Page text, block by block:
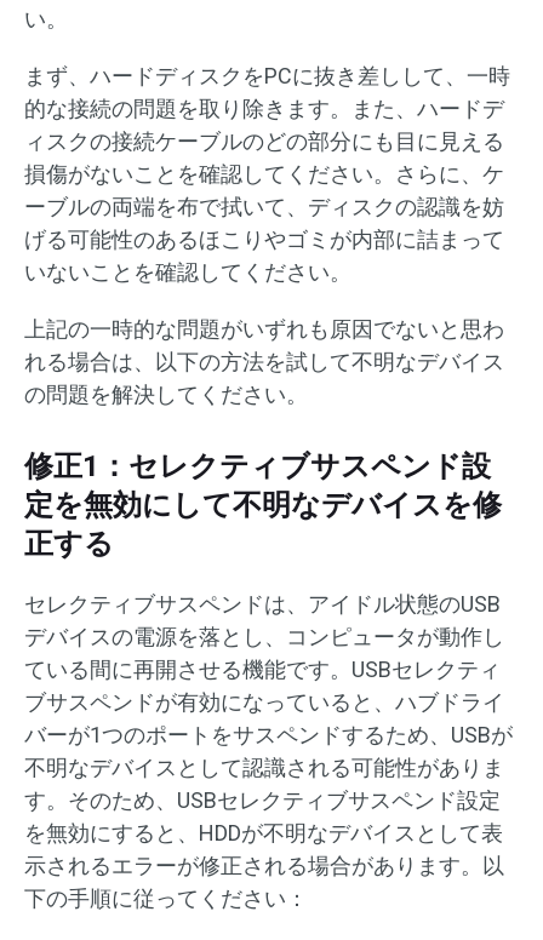
い。
まず、ハードディスクをPCに抜き差しして、一時
的な接続の問題を取り除きます。また、ハードデ
ィスクの接続ケーブルのどの部分にも目に見える
損傷がないことを確認してください。さらに、ケ
ーブルの両端を布で拭いて、ディスクの認識を妨
げる可能性のあるほこりやゴミが内部に詰まって
いないことを確認してください。
上記の一時的な問題がいずれも原因でないと思わ
れる場合は、以下の方法を試して不明なデバイス
の問題を解決してください。
修正1：セレクティブサスペンド設
定を無効にして不明なデバイスを修
正する
セレクティブサスペンドは、アイドル状態のUSB
デバイスの電源を落とし、コンピュータが動作し
ている間に再開させる機能です。USBセレクティ
ブサスペンドが有効になっていると、ハブドライ
バーが1つのポートをサスペンドするため、USBが
不明なデバイスとして認識される可能性がありま
す。そのため、USBセレクティブサスペンド設定
を無効にすると、HDDが不明なデバイスとして表
示されるエラーが修正される場合があります。以
下の手順に従ってください：